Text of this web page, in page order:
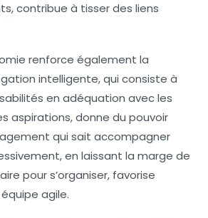
contribue à tisser des liens
renforce également la
intelligente, qui consiste à
en adéquation avec les
aspirations, donne du pouvoir
qui sait accompagner
en laissant la marge de
pour s’organiser, favorise
agile.